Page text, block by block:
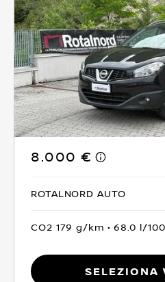
8.000 €
ROTALNORD AUTO
CO2 179 g/km 68.0 l/
Seleziona